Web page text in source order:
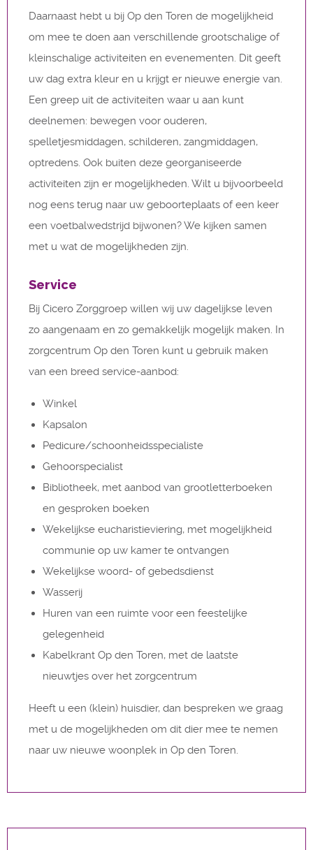
Daarnaast hebt u bij Op den Toren de mogelijkheid
om mee te doen aan verschillende grootschalige of
kleinschalige activiteiten en evenementen. Dit geeft
uw dag extra kleur en u krijgt er nieuwe energie van.
Een greep uit de activiteiten waar u aan kunt
deelnemen: bewegen voor ouderen,
spelletjesmiddagen, schilderen, zangmiddagen,
optredens. Ook buiten deze georganiseerde
activiteiten zijn er mogelijkheden. Wilt u bijvoorbeeld
nog eens terug naar uw geboorteplaats of een keer
een voetbalwedstrijd bijwonen? We kijken samen
met u wat de mogelijkheden zijn.
Service
Bij Cicero Zorggroep willen wij uw dagelijkse leven
zo aangenaam en zo gemakkelijk mogelijk maken. In
zorgcentrum Op den Toren kunt u gebruik maken
van een breed service-aanbod:
Winkel
​Kapsalon
​Pedicure/schoonheidsspecialiste
​Gehoorspecialist
​Bibliotheek, met aanbod van grootletterboeken
en gesproken boeken
​Wekelijkse eucharistieviering, met mogelijkheid
communie op uw kamer te ontvangen
​Wekelijkse woord- of gebedsdienst
​Wasserij
​Huren van een ruimte voor een feestelijke
gelegenheid
​Kabelkrant Op den Toren, met de laatste
nieuwtjes over het zorgcentrum
Heeft u een (klein) huisdier, dan bespreken we graag
met u de mogelijkheden om dit dier mee te nemen
naar uw nieuwe woonplek in Op den Toren.